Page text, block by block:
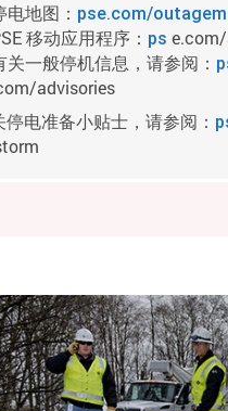
电地图： pse.com/
移动应用程序： ps
关一般停机信息，请参阅：
advisories
停电准备小贴士，请参阅：